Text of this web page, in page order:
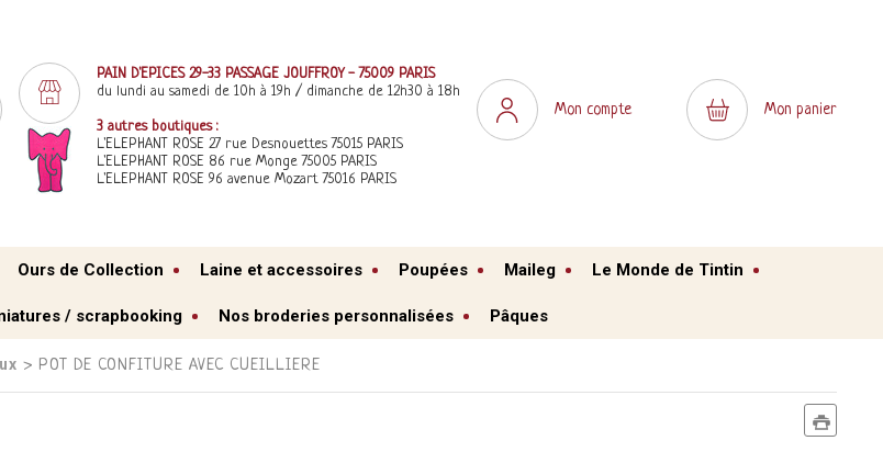
PAIN D'EPICES 29-33 PASSAGE JOUFFROY - 75009 PARIS
du lundi au samedi de 10h à 19h / dimanche de 12h30 à 18h
3 autres boutiques :
L'ELEPHANT ROSE 27 rue Desnouettes 75015 PARIS
L'ELEPHANT ROSE 86 rue Monge 75005 PARIS
L'ELEPHANT ROSE 96 avenue Mozart 75016 PARIS
Mon compte Mon panier
Ours de Collection Laine et accessoires Poupées Maileg Le Monde de Tintin
/ scrapbooking Nos broderies personnalisées Pâques
› POT DE CONFITURE AVEC CUEILLIERE